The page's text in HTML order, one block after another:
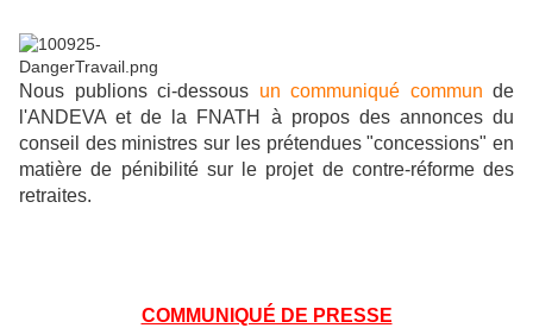
Nous publions ci-dessous un communiqué commun de
l'ANDEVA et de la FNATH à propos des annonces du
conseil des ministres sur les prétendues "concessions" en
matière de pénibilité sur le projet de contre-réforme des
retraites.
COMMUNIQUÉ DE PRESSE